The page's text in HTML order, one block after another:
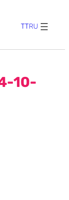
TTRU
10-